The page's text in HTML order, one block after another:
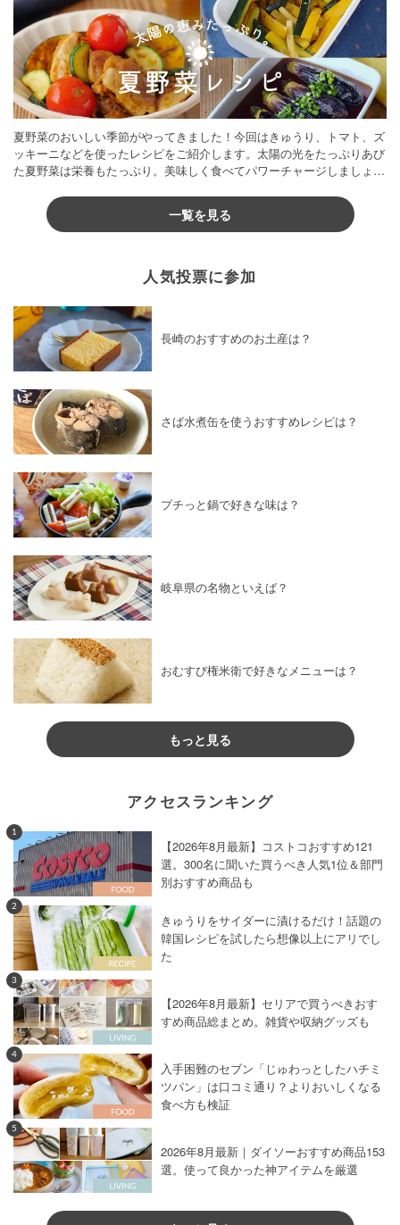
夏野菜のおいしい季節がやってきました！今回はきゅうり、トマト、ズ
ッキーニなどを使ったレシピをご紹介します。太陽の光をたっぷりあび
た夏野菜は栄養もたっぷり。美味しく食べてパワーチャージしましょう
一覧を見る
人気投票に参加
長崎のおすすめのお土産は？
さば水煮缶を使うおすすめレシピは？
プチっと鍋で好きな味は？
岐阜県の名物といえば？
おむすび権米衛で好きなメニューは？
もっと見る
アクセスランキング
1
【2026年8月最新】コストコおすすめ121
選。300名に聞いた買うべき人気1位＆部門
別おすすめ商品も
2
きゅうりをサイダーに漬けるだけ！話題の
韓国レシピを試したら想像以上にアリでし
た
3
【2026年8月最新】セリアで買うべきおす
すめ商品総まとめ。雑貨や収納グッズも
4
入手困難のセブン「じゅわっとしたハチミ
ツパン」は口コミ通り？よりおいしくなる
食べ方も検証
5
2026年8月最新｜ダイソーおすすめ商品153
選。使って良かった神アイテムを厳選